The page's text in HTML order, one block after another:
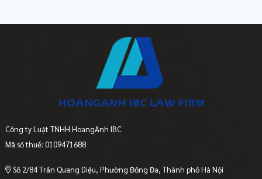
Công ty Luật TNHH HoangAnh IBC
Mã số thuế: 0109471688
Số 2/84 Trần Quang Diệu, Phường Đống Đa, Thành phố Hà Nội